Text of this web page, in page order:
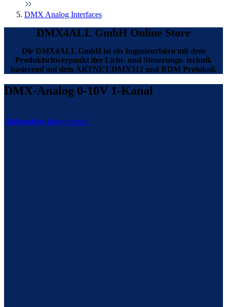
DMX Analog Interfaces
DMX4ALL GmbH Online Store
Die DMX4ALL GmbH ist ein Ingenieurbüro mit dem
Produktschwerpunkt der Licht- und Steuerungs- technik
basierend auf dem ARTNET,DMX512 und RDM Protokoll.
DMX-Analog 0-10V 1-Kanal
Bildergalerie überspringen